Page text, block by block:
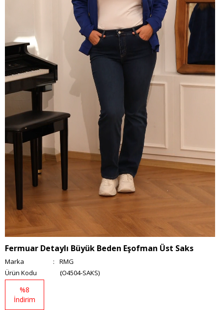
Fermuar Detaylı Büyük Beden Eşofman Üst Saks
Marka :
RMG
(O4504-SAKS)
%8
İndirim